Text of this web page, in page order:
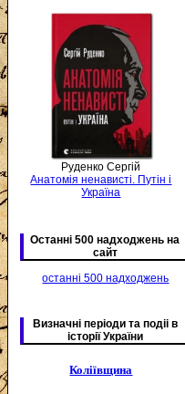
Руденко Сергій
Анатомія ненависті. Путін і
Україна
Останні 500 надходжень на
сайт
останні 500 надходжень
Визначні періоди та подіі в
історії України
Коліївщина